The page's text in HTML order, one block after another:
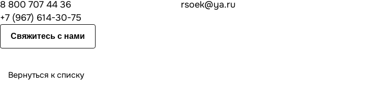
8 800 707 44 36
+7 (967) 614-30-75
rsoek@ya.ru
Свяжитесь с нами
Вернуться к списку